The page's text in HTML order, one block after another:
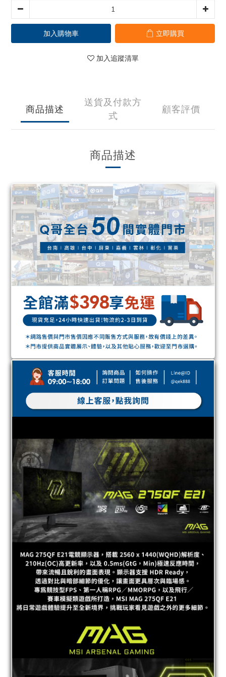
加入購物車 立即購買
加入追蹤清單
商品描述
送貨及付款方
式
顧客評價
商品描述